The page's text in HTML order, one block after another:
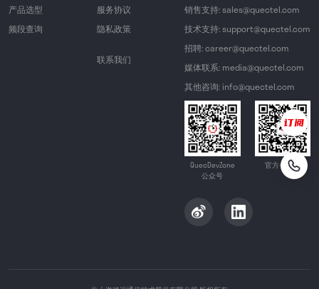
产品选型
频段查询
服务协议
隐私政策
联系我们
销售支持: sales@quectel.com
技术支持: support@quectel.com
招聘: career@quectel.com
媒体联系: media@quectel.com
其他咨询: info@quectel.com
QuecDevZone
公众号
官方公众号